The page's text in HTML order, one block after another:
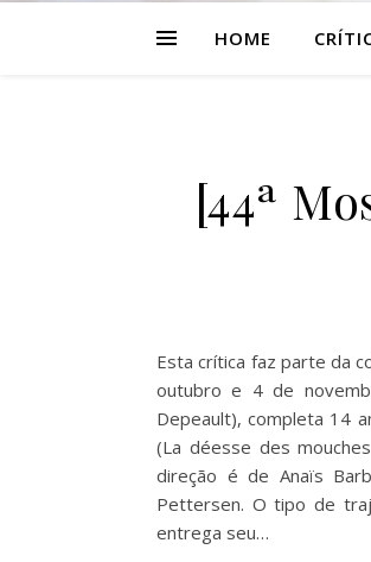
HOME
[44ª
Esta crítica faz parte da
outubro e 4 de
Depeault), completa 14
(La déesse des
direção é de Anaïs
Pettersen. O tipo de
entrega seu…